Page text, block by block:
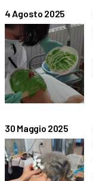
4 Agosto 2025
30 Maggio 2025